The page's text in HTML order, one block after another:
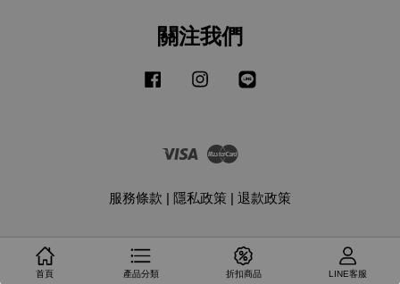
關注我們
Facebook Instagram
Visa
服務條款 | 隱私政策 | 退款政策
首頁 產品分類 折扣商品 LINE客服